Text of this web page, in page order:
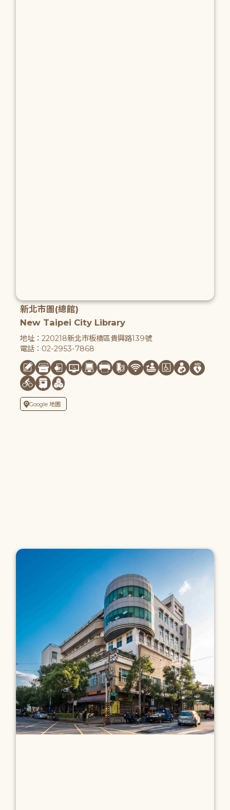
新北市圖(總館)
New Taipei City Library
地址：220218新北市板橋區貴興路139號
電話：02-2953-7868
Google 地圖